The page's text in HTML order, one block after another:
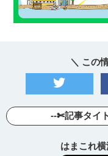
＼ この
--✄記事タイ
はまこれ